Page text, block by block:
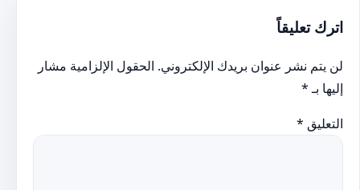
اترك تعليقاً
لن يتم نشر عنوان بريدك الإلكتروني. الحقول الإلزامية مشار
إليها بـ*
التعليق *